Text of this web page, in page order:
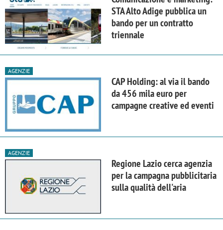
STA Alto Adige pubblica un
bando per un contratto
triennale
AGENZIE
CAP Holding: al via il bando
da 456 mila euro per
campagne creative ed eventi
AGENZIE
Regione Lazio cerca agenzia
per la campagna pubblicitaria
sulla qualità dell'aria